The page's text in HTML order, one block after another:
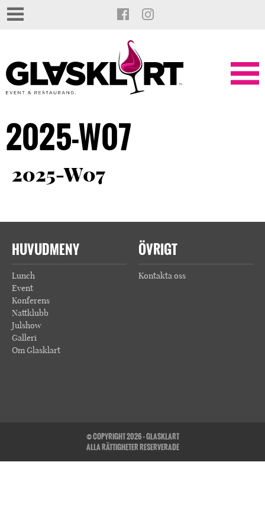
2025-W07
2025-W07
HUVUDMENY
Lunch
Event
Konferens
Nattklubb
Julshow
Galleri
Om Glasklart
ÖVRIGT
Kontakta oss
© COPYRIGHT 2026 - GLASKLART
ALLA RÄTTIGHETER RESERVERADE